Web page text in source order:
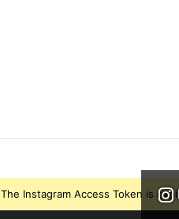
The Instagram Access Token is